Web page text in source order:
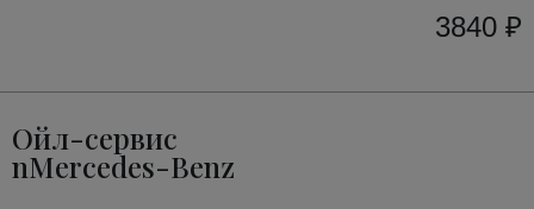
3840 ₽
Ойл-сервис
nMercedes-Benz